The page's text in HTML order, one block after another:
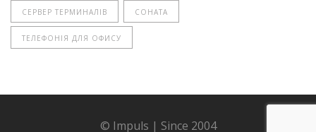
СЕРВЕР ТЕРМИНАЛІВ СОНАТА
ТЕЛЕФОНІЯ ДЛЯ ОФИСУ
© Impuls | Since 2004